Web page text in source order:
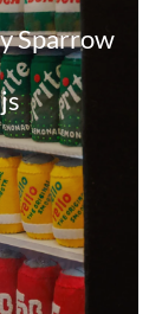
Sparrow